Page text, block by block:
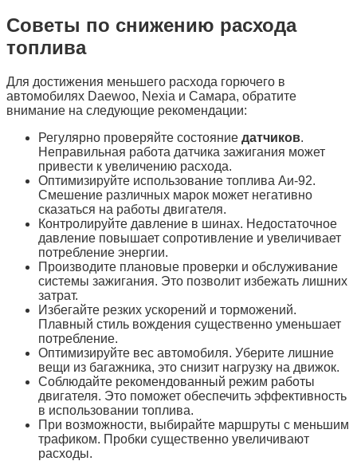
Советы по снижению расхода
топлива
Для достижения меньшего расхода горючего в
автомобилях Daewoo, Nexia и Самара, обратите
внимание на следующие рекомендации:
Регулярно проверяйте состояние датчиков.
Неправильная работа датчика зажигания может
привести к увеличению расхода.
Оптимизируйте использование топлива Аи-92.
Смешение различных марок может негативно
сказаться на работы двигателя.
Контролируйте давление в шинах. Недостаточное
давление повышает сопротивление и увеличивает
потребление энергии.
Производите плановые проверки и обслуживание
системы зажигания. Это позволит избежать лишних
затрат.
Избегайте резких ускорений и торможений.
Плавный стиль вождения существенно уменьшает
потребление.
Оптимизируйте вес автомобиля. Уберите лишние
вещи из багажника, это снизит нагрузку на движок.
Соблюдайте рекомендованный режим работы
двигателя. Это поможет обеспечить эффективность
в использовании топлива.
При возможности, выбирайте маршруты с меньшим
трафиком. Пробки существенно увеличивают
расходы.